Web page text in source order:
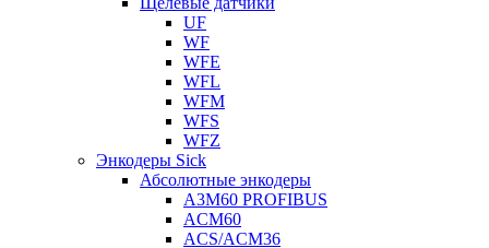
UF
WF
WFE
WFL
WFM
WFS
WFZ
Энкодеры Sick
Абсолютные энкодеры
A3M60 PROFIBUS
ACM60
ACS/ACM36